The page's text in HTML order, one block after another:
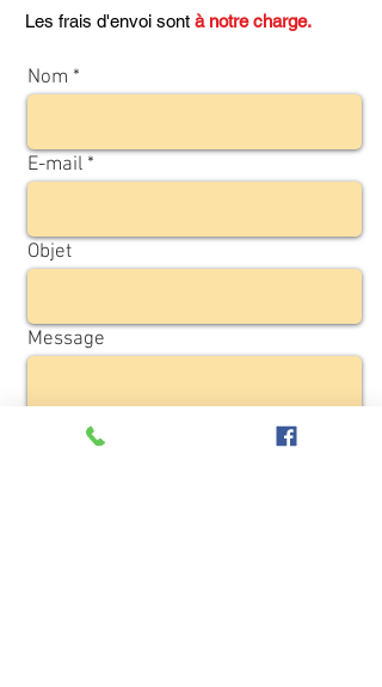
Les frais d'envoi sont à notre charge.
Nom
E-mail
Objet
Message